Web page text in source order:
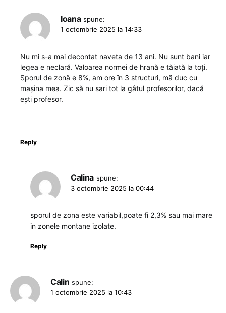
Ioana spune:
1 octombrie 2025 la 14:33
Nu mi s-a mai decontat naveta de 13 ani. Nu sunt bani iar
legea e neclară. Valoarea normei de hrană e tăiată la toți.
Sporul de zonă e 8%, am ore în 3 structuri, mă duc cu
mașina mea. Zic să nu sari tot la gâtul profesorilor, dacă
ești profesor.
Reply
Calina spune:
3 octombrie 2025 la 00:44
sporul de zona este variabil,poate fi 2,3% sau mai mare
in zonele montane izolate.
Reply
Calin spune:
1 octombrie 2025 la 10:43